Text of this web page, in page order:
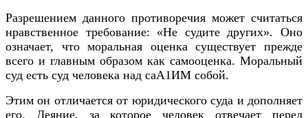
Разрешением данного противоречия может считаться
нравственное требование: «Не судите других». Оно
означает, что моральная оценка существует прежде
всего и главным образом как самооценка. Моральный
суд есть суд человека над саА1ИМ собой.
Этим он отличается от юридического суда и дополняет
его. Деяние, за которое человек отвечает перед